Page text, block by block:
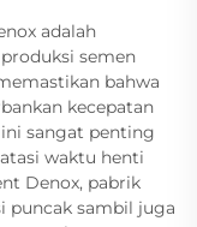
adalah
semen
bahwa
kecepatan
sangat penting
waktu henti
Denox, pabrik
puncak sambil juga